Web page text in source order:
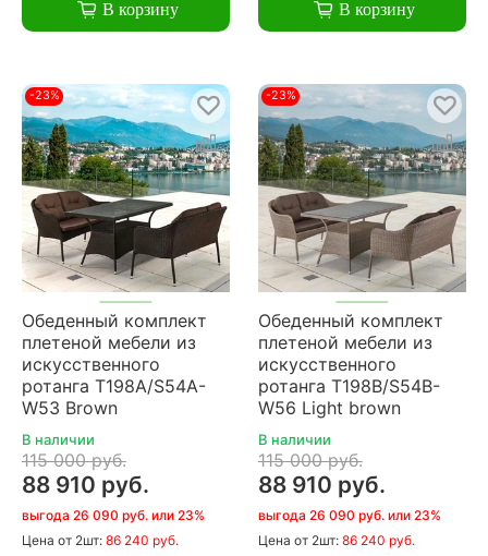
В корзину В корзину
-23%
Обеденный комплект
плетеной мебели из
искусственного
ротанга T198A/S54A-
W53 Brown
В наличии
115 000 руб.
88 910 руб.
выгода 26 090 руб. или 23%
Цена от 2шт: 86 240 руб.
-23%
Обеденный комплект
плетеной мебели из
искусственного
ротанга T198B/S54B-
W56 Light brown
В наличии
115 000 руб.
88 910 руб.
выгода 26 090 руб. или 23%
Цена от 2шт: 86 240 руб.